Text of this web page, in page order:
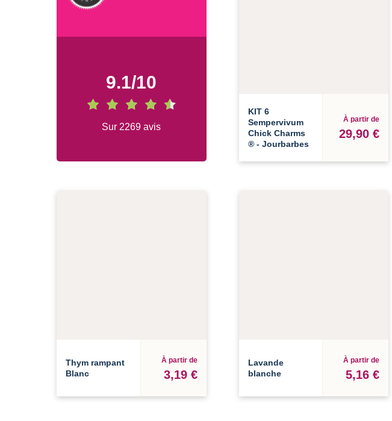
9.1/10
Sur 2269 avis
KIT 6
Sempervivum
Chick Charms
® - Jourbarbes
À partir de
29,90 €
Thym rampant
Blanc
À partir de
3,19 €
Lavande
blanche
À partir de
5,16 €